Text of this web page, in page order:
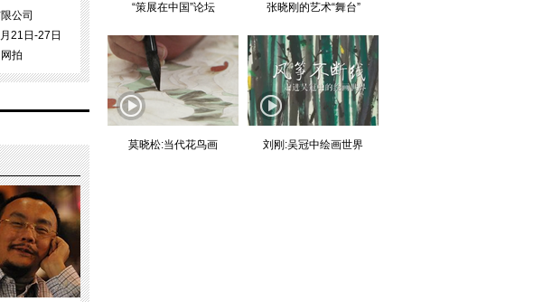
公司
21日-27日
拍
“策展在中国”论坛 张晓刚的艺术“舞台”
莫晓松:当代花鸟画 刘刚:吴冠中绘画世界